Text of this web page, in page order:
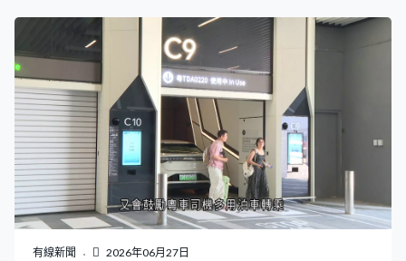
車輛懷疑採用「黑玻璃」或者使用自動駕駛功能，不符合
本地法例。運輸及物流局局長陳美寶說，這些都屬於零星
個案，強調有機制處理，「根據機制，可能如果情況嚴
重，我們會暫停他入境的『粵車南下』資格，直至事情跟
進完畢、調查完畢。有一兩宗個案可能是短暫暫停申請資
格，直到有關調查程序完畢後，其實都已經恢復，至今亦
都沒有很嚴重事情。」 「粵車南下」下月25日起增加五個
大灣區城市，每日預約名額增至200輛，陳美寶指，廣東
當局至今已超額收到1.5萬份申請，約六成就是來自新增的
城市；強調設立名額已考慮道路承載力，又會鼓勵粵車司
機多用泊車轉乘。陳美寶：「可能有一些內地司機來到，
有線新聞 2026年06月27日